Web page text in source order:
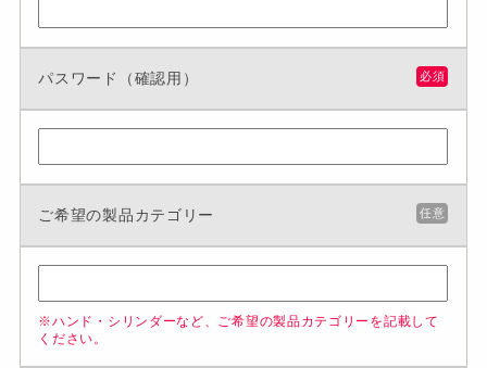
パスワード（確認用） 必須
ご希望の製品カテゴリー 任意
※ハンド・シリンダーなど、ご希望の製品カテゴリーを記載して
ください。